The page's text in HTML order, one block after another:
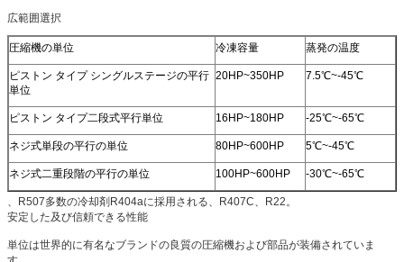
広範囲選択
圧縮機の単位 冷凍容量 蒸発の温度
ピストン タイプ シングルステージの平行
単位
20HP~350HP 7.5℃~-45℃
ピストン タイプ二段式平行単位 16HP~180HP -25℃~-65℃
ネジ式単段の平行の単位 80HP~600HP 5℃~-45℃
ネジ式二重段階の平行の単位 100HP~600HP -30℃~-65℃
、R507多数の冷却剤R404aに採用される、R407C、R22。
安定した及び信頼できる性能
単位は世界的に有名なブランドの良質の圧縮機および部品が装備されていま